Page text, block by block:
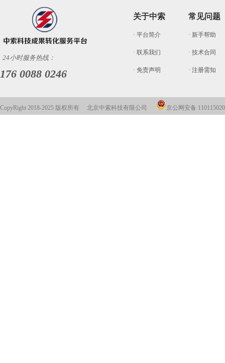
24小时服务热线：
176 0088 0246
关于中索
· 平台简介
· 联系我们
· 免责声明
常见问题
· 新手帮助
· 技术合同
· 注册需知
CopyRight 2018-2025 版权所有 北京中索科技有限公司 京公网安备